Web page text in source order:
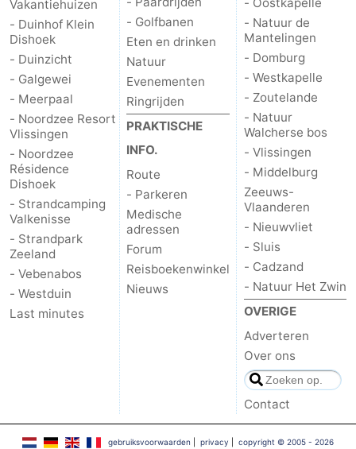
Vakantiehuizen
- Duinhof Klein
Dishoek
- Duinzicht
- Galgewei
- Meerpaal
- Noordzee Resort
Vlissingen
- Noordzee
Résidence
Dishoek
- Strandcamping
Valkenisse
- Strandpark
Zeeland
- Vebenabos
- Westduin
Last minutes
- Golfbanen
Eten en drinken
Natuur
Evenementen
Ringrijden
PRAKTISCHE
INFO.
Route
- Parkeren
Medische
adressen
Forum
Reisboekenwinkel
Nieuws
- Natuur de
Mantelingen
- Domburg
- Westkapelle
- Zoutelande
- Natuur
Walcherse bos
- Vlissingen
- Middelburg
Zeeuws-
Vlaanderen
- Nieuwvliet
- Sluis
- Cadzand
- Natuur Het Zwin
OVERIGE
Adverteren
Over ons
Contact
gebruiksvoorwaarden |privacy |copyright © 2005 - 2026